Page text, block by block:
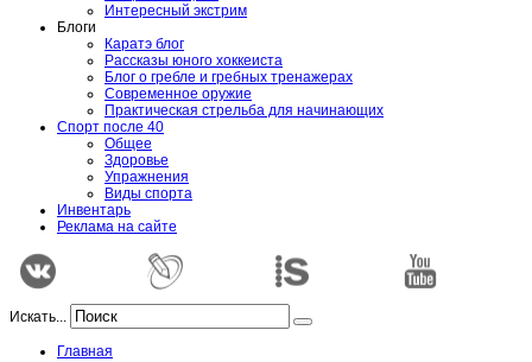
Интересный экстрим
Блоги
Каратэ блог
Рассказы юного хоккеиста
Блог о гребле и гребных тренажерах
Современное оружие
Практическая стрельба для начинающих
Спорт после 40
Общее
Здоровье
Упражнения
Виды спорта
Инвентарь
Реклама на сайте
Искать...
Главная